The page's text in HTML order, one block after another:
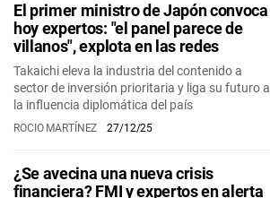
El primer ministro de Japón convoca
hoy expertos: "el panel parece de
villanos", explota en las redes
Takaichi eleva la industria del contenido a
sector de inversión prioritaria y liga su futuro a
la influencia diplomática del país
ROCIO MARTÍNEZ 27/12/25
¿Se avecina una nueva crisis
financiera? FMI y expertos en alerta